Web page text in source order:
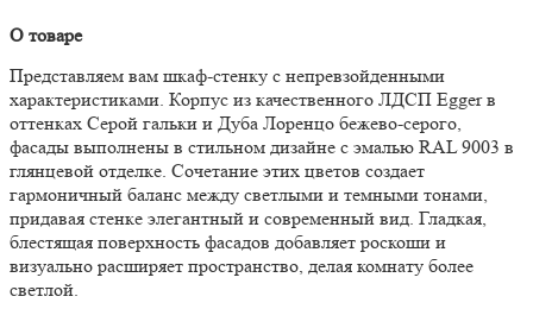
О товаре
Представляем вам шкаф-стенку с непревзойденными
характеристиками. Корпус из качественного ЛДСП Egger в
оттенках Серой гальки и Дуба Лоренцо бежево-серого,
фасады выполнены в стильном дизайне с эмалью RAL 9003 в
глянцевой отделке. Сочетание этих цветов создает
гармоничный баланс между светлыми и темными тонами,
придавая стенке элегантный и современный вид. Гладкая,
блестящая поверхность фасадов добавляет роскоши и
визуально расширяет пространство, делая комнату более
светлой.